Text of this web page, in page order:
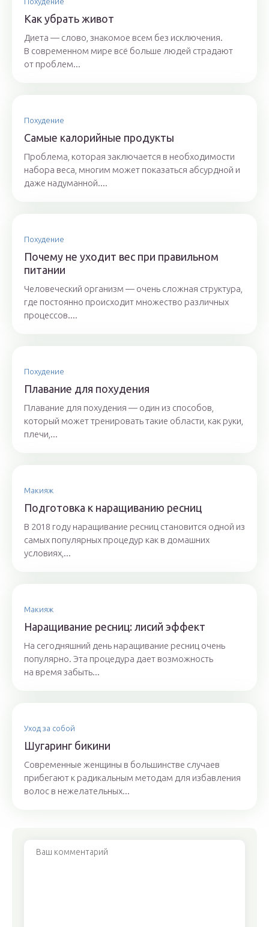
Как убрать живот
Диета — слово, знакомое всем без исключения.
В современном мире всё больше людей страдают
от проблем...
Похудение
Самые калорийные продукты
Проблема, которая заключается в необходимости
набора веса, многим может показаться абсурдной и
даже надуманной....
Похудение
Почему не уходит вес при правильном
питании
Человеческий организм — очень сложная структура,
где постоянно происходит множество различных
процессов....
Похудение
Плавание для похудения
Плавание для похудения — один из способов,
который может тренировать такие области, как руки,
плечи,...
Макияж
Подготовка к наращиванию ресниц
В 2018 году наращивание ресниц становится одной из
самых популярных процедур как в домашних
условиях,...
Макияж
Наращивание ресниц: лисий эффект
На сегодняшний день наращивание ресниц очень
популярно. Эта процедура дает возможность
на время забыть...
Уход за собой
Шугаринг бикини
Современные женщины в большинстве случаев
прибегают к радикальным методам для избавления
волос в нежелательных...